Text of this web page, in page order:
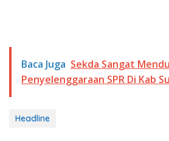
Baca Juga Sekda Sangat
Penyelenggaraan SPR Di Kab
Headline